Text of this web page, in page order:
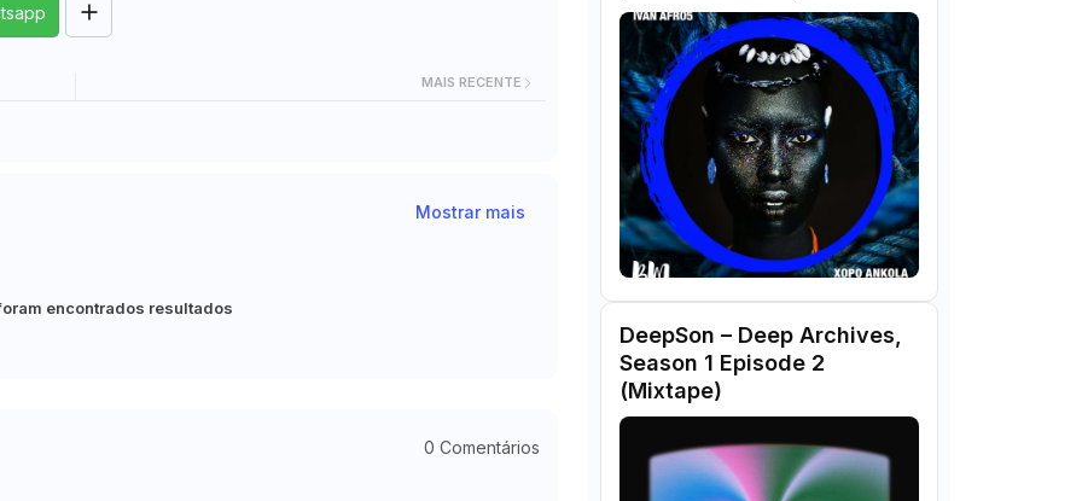
MAIS RECENTE
Mostrar mais
encontrados resultados
0 Comentários
DeepSon – Deep Archives,
Season 1 Episode 2
(Mixtape)